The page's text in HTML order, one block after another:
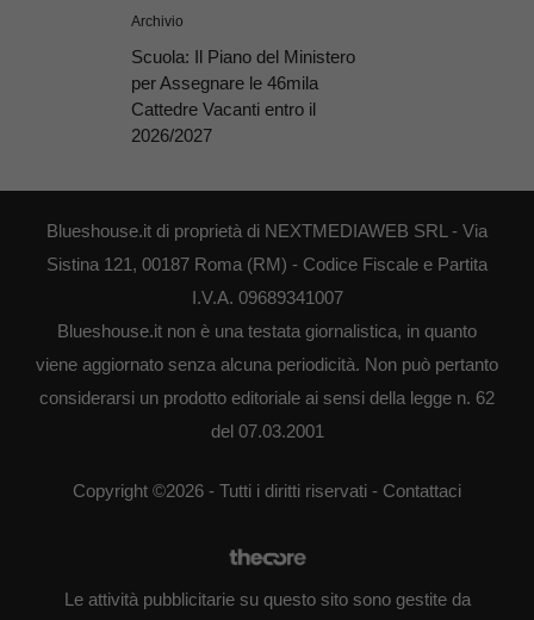
Archivio
Scuola: Il Piano del Ministero
per Assegnare le 46mila
Cattedre Vacanti entro il
2026/2027
Blueshouse.it di proprietà di NEXTMEDIAWEB SRL - Via
Sistina 121, 00187 Roma (RM) - Codice Fiscale e Partita
I.V.A. 09689341007
Blueshouse.it non è una testata giornalistica, in quanto
viene aggiornato senza alcuna periodicità. Non può pertanto
considerarsi un prodotto editoriale ai sensi della legge n. 62
del 07.03.2001
Copyright ©2026 - Tutti i diritti riservati - Contattaci
Le attività pubblicitarie su questo sito sono gestite da